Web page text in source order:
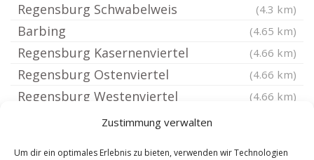
Zustimmung verwalten
Um dir ein optimales Erlebnis zu bieten, verwenden wir Technologien
Regensburg Schwabelweis (4.3 km)
Barbing (4.65 km)
Regensburg Kasernenviertel (4.66 km)
Regensburg Ostenviertel (4.66 km)
Regensburg Westenviertel (4.66 km)